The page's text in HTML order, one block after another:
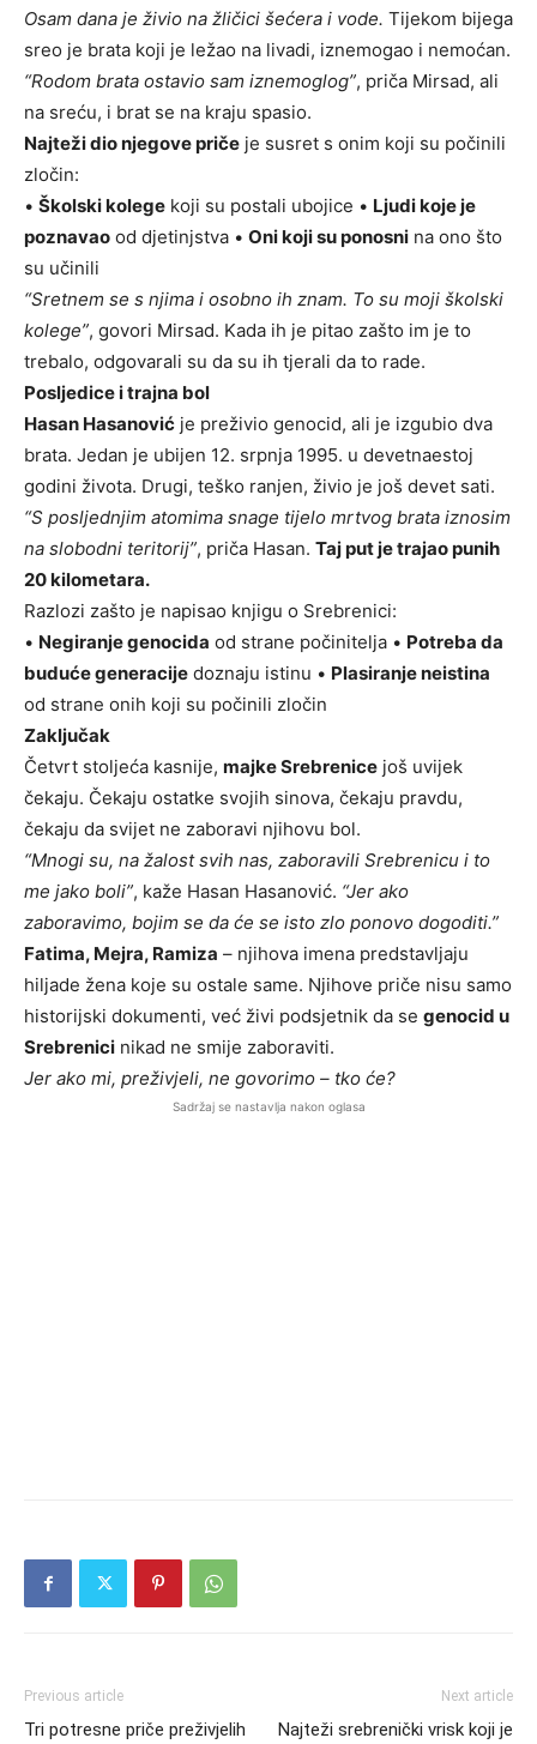
Osam dana je živio na žličici šećera i vode. Tijekom bijega
sreo je brata koji je ležao na livadi, iznemogao i nemoćan.
“Rodom brata ostavio sam iznemoglog”, priča Mirsad, ali
na sreću, i brat se na kraju spasio.
Najteži dio njegove priče je susret s onim koji su počinili
zločin:
• Školski kolege koji su postali ubojice • Ljudi koje je
poznavao od djetinjstva • Oni koji su ponosni na ono što
su učinili
“Sretnem se s njima i osobno ih znam. To su moji školski
kolege”, govori Mirsad. Kada ih je pitao zašto im je to
trebalo, odgovarali su da su ih tjerali da to rade.
Posljedice i trajna bol
Hasan Hasanović je preživio genocid, ali je izgubio dva
brata. Jedan je ubijen 12. srpnja 1995. u devetnaestoj
godini života. Drugi, teško ranjen, živio je još devet sati.
“S posljednjim atomima snage tijelo mrtvog brata iznosim
na slobodni teritorij”, priča Hasan. Taj put je trajao punih
20 kilometara.
Razlozi zašto je napisao knjigu o Srebrenici:
• Negiranje genocida od strane počinitelja • Potreba da
buduće generacije doznaju istinu • Plasiranje neistina
od strane onih koji su počinili zločin
Zaključak
Četvrt stoljeća kasnije, majke Srebrenice još uvijek
čekaju. Čekaju ostatke svojih sinova, čekaju pravdu,
čekaju da svijet ne zaboravi njihovu bol.
“Mnogi su, na žalost svih nas, zaboravili Srebrenicu i to
me jako boli”, kaže Hasan Hasanović. “Jer ako
zaboravimo, bojim se da će se isto zlo ponovo dogoditi.”
Fatima, Mejra, Ramiza – njihova imena predstavljaju
hiljade žena koje su ostale same. Njihove priče nisu samo
historijski dokumenti, već živi podsjetnik da se genocid u
Srebrenici nikad ne smije zaboraviti.
Jer ako mi, preživjeli, ne govorimo – tko će?
Sadržaj se nastavlja nakon oglasa
Previous article
Tri potresne priče preživjelih
Next article
Najteži srebreničkі vrisk koji je